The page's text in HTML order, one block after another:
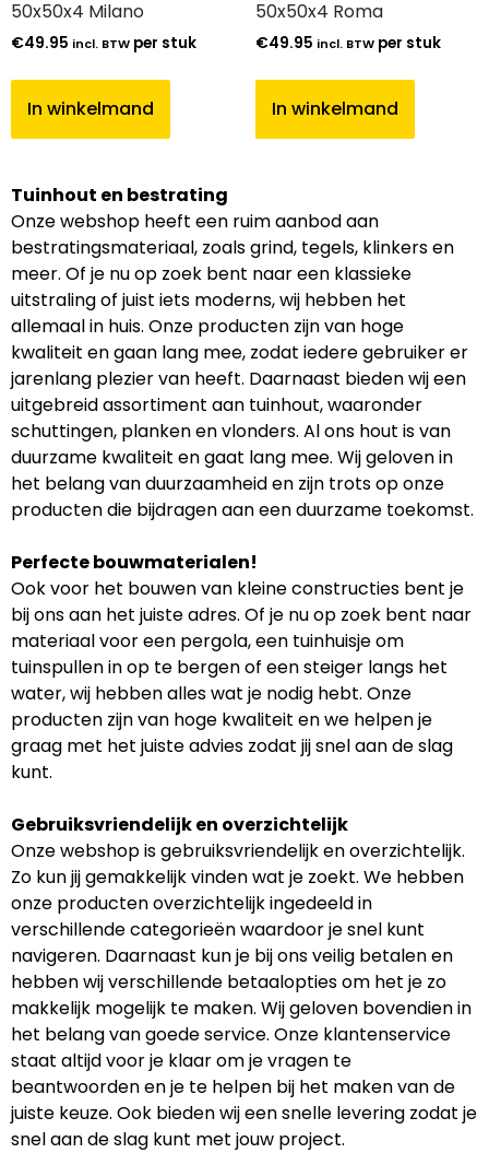
50x50x4 Milano
€49.95 incl. BTW per stuk
In winkelmand
50x50x4 Roma
€49.95 incl. BTW per stuk
In winkelmand
Tuinhout en bestrating
Onze webshop heeft een ruim aanbod aan
bestratingsmateriaal, zoals grind, tegels, klinkers en
meer. Of je nu op zoek bent naar een klassieke
uitstraling of juist iets moderns, wij hebben het
allemaal in huis. Onze producten zijn van hoge
kwaliteit en gaan lang mee, zodat iedere gebruiker er
jarenlang plezier van heeft. Daarnaast bieden wij een
uitgebreid assortiment aan tuinhout, waaronder
schuttingen, planken en vlonders. Al ons hout is van
duurzame kwaliteit en gaat lang mee. Wij geloven in
het belang van duurzaamheid en zijn trots op onze
producten die bijdragen aan een duurzame toekomst.
Perfecte bouwmaterialen!
Ook voor het bouwen van kleine constructies bent je
bij ons aan het juiste adres. Of je nu op zoek bent naar
materiaal voor een pergola, een tuinhuisje om
tuinspullen in op te bergen of een steiger langs het
water, wij hebben alles wat je nodig hebt. Onze
producten zijn van hoge kwaliteit en we helpen je
graag met het juiste advies zodat jij snel aan de slag
kunt.
Gebruiksvriendelijk en overzichtelijk
Onze webshop is gebruiksvriendelijk en overzichtelijk.
Zo kun jij gemakkelijk vinden wat je zoekt. We hebben
onze producten overzichtelijk ingedeeld in
verschillende categorieën waardoor je snel kunt
navigeren. Daarnaast kun je bij ons veilig betalen en
hebben wij verschillende betaalopties om het je zo
makkelijk mogelijk te maken. Wij geloven bovendien in
het belang van goede service. Onze klantenservice
staat altijd voor je klaar om je vragen te
beantwoorden en je te helpen bij het maken van de
juiste keuze. Ook bieden wij een snelle levering zodat je
snel aan de slag kunt met jouw project.